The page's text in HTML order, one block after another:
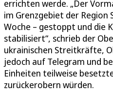
errichten werde. „Der
im Grenzgebiet der Region
Woche – gestoppt und die
stabilisiert“, schrieb der
ukrainischen Streitkräfte,
jedoch auf Telegram und
Einheiten teilweise
zurückerobern würden.